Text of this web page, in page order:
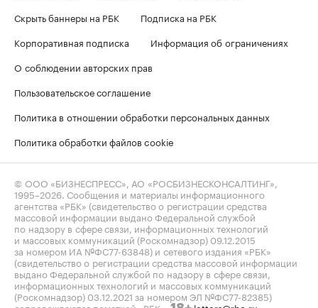
Скрыть баннеры на РБК
Подписка на РБК
Корпоративная подписка
Информация об ограничениях
О соблюдении авторских прав
Пользовательское соглашение
Политика в отношении обработки персональных данных
Политика обработки файлов cookie
© ООО «БИЗНЕСПРЕСС», АО «РОСБИЗНЕСКОНСАЛТИНГ»,
1995–2026 . Сообщения и материалы информационного
агентства «РБК» (свидетельство о регистрации средства
массовой информации выдано Федеральной службой
по надзору в сфере связи, информационных технологий
и массовых коммуникаций (Роскомнадзор) 09.12.2015
за номером ИА №ФС77-63848) и сетевого издания «РБК»
(свидетельство о регистрации средства массовой информации
выдано Федеральной службой по надзору в сфере связи,
информационных технологий и массовых коммуникаций
(Роскомнадзор) 03.12.2021 за номером ЭЛ №ФС77-82385)